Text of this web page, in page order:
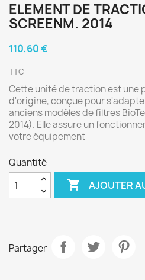
ELEMENT DE
SCREENM. 2014
110,60 €
TTC
Cette unité de traction est une
d'origine, conçue pour
anciens modèles de filtres
2014). Elle assure un
votre équipement
Quantité
 AJOUTER
Partager